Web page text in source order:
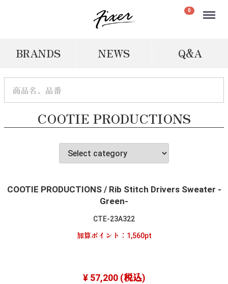
0 Menu
BRANDS NEWS Q&A
COOTIE PRODUCTIONS
COOTIE PRODUCTIONS / Rib Stitch Drivers Sweater -
Green-
CTE-23A322
加算ポイント： 1,560pt
¥ 57,200(税込)